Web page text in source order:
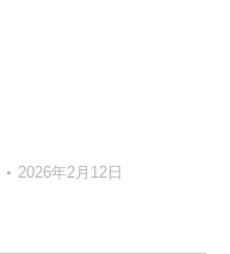
2026年2月12日